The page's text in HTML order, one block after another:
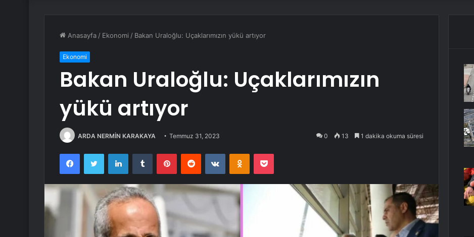
Anasayfa / Ekonomi / Bakan Uraloğlu: Uçaklarımızın yükü artıyor
Ekonomi
Bakan Uraloğlu: Uçaklarımızın
yükü artıyor
ARDA NERMİN KARAKAYA Temmuz 31, 2023 0 13 1 dakika okuma süresi
FacebookTwitter LinkedInTumblr PinterestReddit VKontakteOdnoklassniki
Pocket